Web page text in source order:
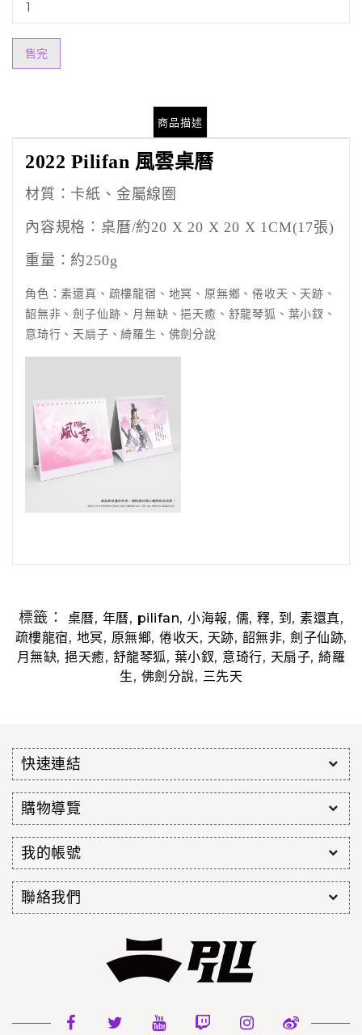
售完
商品描述
2022 Pilifan 風雲桌曆
材質：卡紙、金屬線圈
內容規格：桌曆/約20 X 20 X 20 X 1CM(17張)
重量：約250g
角色：素還真、疏樓龍宿、地冥、原無鄉、倦收天、天跡、
韶無非、劍子仙跡、月無缺、挹天癒、舒龍琴狐、葉小釵、
意琦行、天扇子、綺羅生、佛劍分說
標籤： 桌曆, 年曆, pilifan,小海報, 儒,釋, 到 ,素還真,
疏樓龍宿, 地冥, 原無鄉, 倦收天, 天跡, 韶無非, 劍子仙跡,
月無缺,挹天癒, 舒龍琴狐, 葉小釵, 意琦行, 天扇子,綺羅
生, 佛劍分說, 三先天
快速連結
購物導覽
我的帳號
聯絡我們